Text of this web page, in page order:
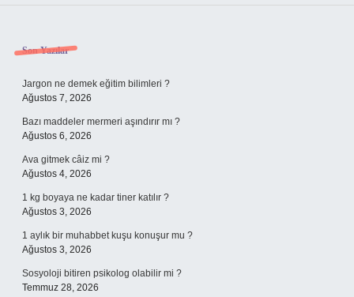
Sidebar
Son Yazılar
Jargon ne demek eğitim bilimleri ?
Ağustos 7, 2026
Bazı maddeler mermeri aşındırır mı ?
Ağustos 6, 2026
Ava gitmek câiz mi ?
Ağustos 4, 2026
1 kg boyaya ne kadar tiner katılır ?
Ağustos 3, 2026
1 aylık bir muhabbet kuşu konuşur mu ?
Ağustos 3, 2026
Sosyoloji bitiren psikolog olabilir mi ?
Temmuz 28, 2026